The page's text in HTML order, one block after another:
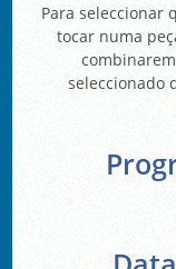
Para seleccionar
tocar numa
seleccionado